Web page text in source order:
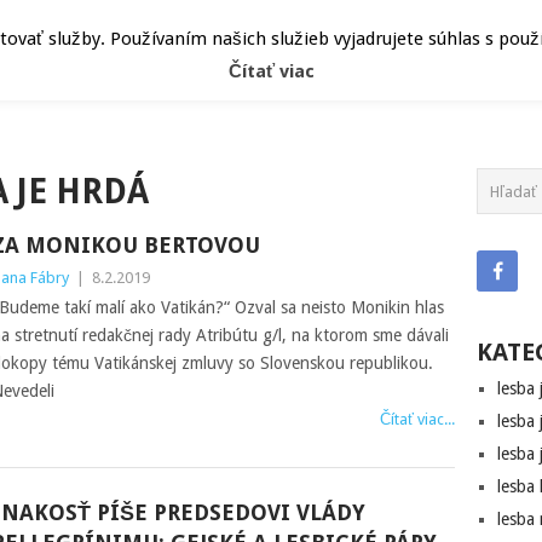
ČLÁNKY HEPY ATRIBÚT
JE HRDÁ
MONIKOU BERTOVOU
Fábry 8.2.2019
takí malí ako Vatikán?“ Ozval sa neisto Monikin hlas
stretnutí redakčnej rady Atribútu g/l, na ktorom sme dávali
tému Vatikánskej zmluvy so Slovenskou republikou.
Čítať viac...
PÍŠE PREDSEDOVI VLÁDY
lesba
lesba
služby. Používaním našich služieb vyjadrujete súhlas s
Čítať viac